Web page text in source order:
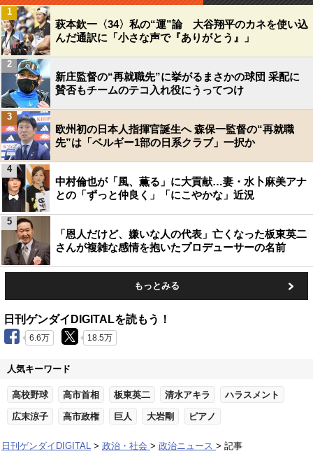
萩本欽一〈34〉私の“運”論 大谷翔平のカネを使い込
んだ通訳に「小さな声で『ありがとう』」
1
新庄監督の“再就職先”に挙がるまさかの球団 采配に
賛否もチームのテコ入れ役にうってつけ
2
欧州初の日本人指揮官誕生へ 森保一監督の“再就職
先”は「ベルギー1部の日系クラブ」一択か
3
中村倫也が「風、薫る」に大貢献…妻・水卜麻美アナ
との「ずっと仲良く」「にこやかな」近況
4
「恩人だけど、嫌いな人の代表」亡くなった板東英二
さんが複雑な感情を抱いたプロデューサーの名前
5
もっとみる
日刊ゲンダイDIGITALを読もう！
6.6万 18.5万
人気キーワード
高校野球 高市首相 板東英二 清水アキラ ハラスメント
広末涼子 高市政権 巨人 大岩剛 ピアノ
日刊ゲンダイDIGITAL 政治・社会 政治ニュース 記事